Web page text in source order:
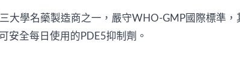
大學名藥製造商之一，嚴守WHO-GMP國際標準
安全每日使用的PDE5抑制劑。